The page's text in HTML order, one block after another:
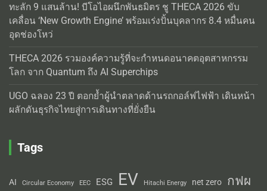
ทะลัก 9 แสนล้าน! บีโอไอผนึกพันธมิตร ชู THECA 2026 ขับ
เคลื่อน ‘New Growth Engine’ พร้อมเร่งปั้นบุคลากร 8.4 หมื่นคน
อุดช่องโหว่
THECA 2026 รวมองค์ความรู้ที่จะกำหนดอนาคตอุตสาหกรรม
โลก จาก Quantum ถึง AI Superchips
UGO ฉลอง 23 ปี ตอกย้ำผู้นำตลาดด้านรถกอล์ฟไฟฟ้า เดินหน้า
ผลักดันธุรกิจไทยสู่การเดินทางที่ยั่งยืน
Tags
AI Circular Economy EEC ESG EV Hitachi Energy net zero กฟผ